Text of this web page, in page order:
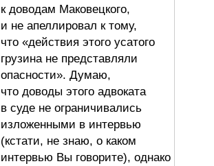
к доводам Маковецкого,
и не апеллировал к тому,
что «действия этого усатого
грузина не представляли
опасности». Думаю,
что доводы этого адвоката
в суде не ограничивались
изложенными в интервью
(кстати, не знаю, о каком
интервью Вы говорите), однако